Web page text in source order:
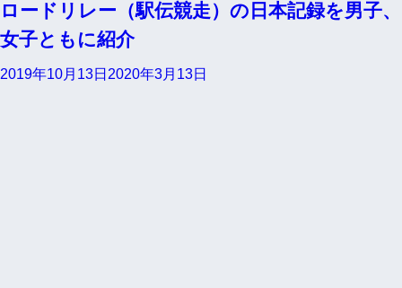
ロードリレー（駅伝競走）の日本記録を男子、
女子ともに紹介
2019年10月13日 2020年3月13日